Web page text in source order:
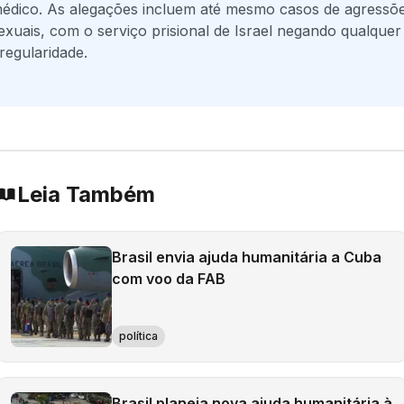
As alegações incluem até mesmo casos de
com o serviço prisional de Israel negando qualquer
Leia Também
Brasil envia ajuda humanitária a Cuba
com voo da FAB
política